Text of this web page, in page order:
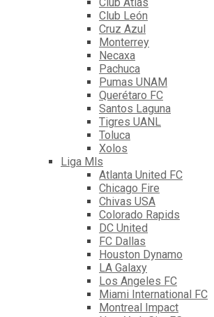
Club Atlas
Club León
Cruz Azul
Monterrey
Necaxa
Pachuca
Pumas UNAM
Querétaro FC
Santos Laguna
Tigres UANL
Toluca
Xolos
Liga Mls
Atlanta United FC
Chicago Fire
Chivas USA
Colorado Rapids
DC United
FC Dallas
Houston Dynamo
LA Galaxy
Los Angeles FC
Miami International FC
Montreal Impact